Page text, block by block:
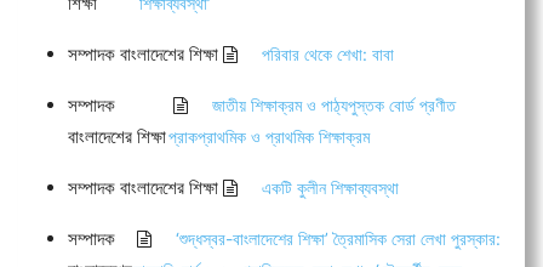
সম্পাদক বাংলাদেশের শিক্ষা পরিবার থেকে শেখা: বাবা
সম্পাদক
বাংলাদেশের শিক্ষা
জাতীয় শিক্ষাক্রম ও পাঠ্যপুস্তক বোর্ড প্রণীত
প্রাকপ্রাথমিক ও প্রাথমিক শিক্ষাক্রম
সম্পাদক বাংলাদেশের শিক্ষা একটি কুলীন শিক্ষাব্যবস্থা
সম্পাদক
‘শুদ্ধস্বর-বাংলাদেশের শিক্ষা’ ত্রৈমাসিক সেরা লেখা পুরস্কার: